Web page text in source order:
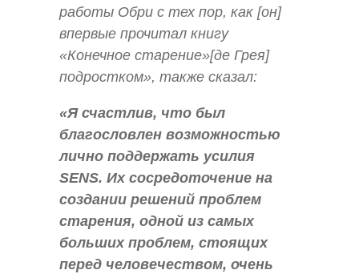
работы Обри с тех пор, как [он]
впервые прочитал книгу
«Конечное старение»[де Грея]
подростком», также сказал:
«Я счастлив, что был
благословлен возможностью
лично поддержать усилия
SENS. Их сосредоточение на
создании решений проблем
старения, одной из самых
больших проблем, стоящих
перед человечеством, очень